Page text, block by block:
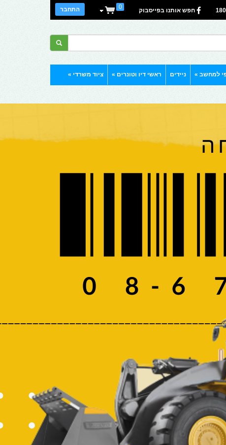
התחבר 0 חפש אותנו בפייסבוק
למחשב » ניידים ראשי דיו וטונרים » ציוד משרדי »